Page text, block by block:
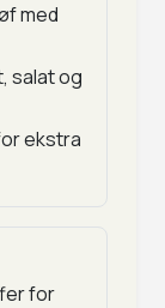
med
salat og
ekstra
for